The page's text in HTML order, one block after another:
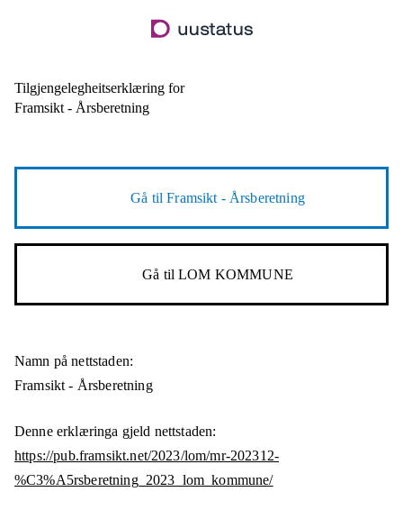
til
Tilgjengelegheitserklæring for
Framsikt - Årsberetning
Gå tilFramsikt - Årsberetning
Gå tilLOM KOMMUNE
Namn på nettstaden:
Framsikt - Årsberetning
Denne erklæringa gjeld nettstaden:
https://pub.framsikt.net/2023/lom/mr-202312-
%C3%A5rsberetning_2023_lom_kommune/